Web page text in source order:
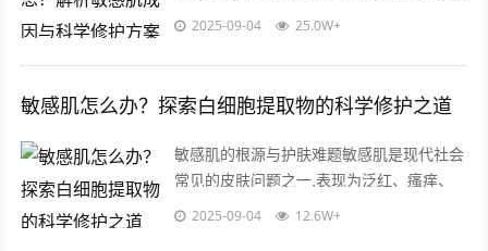
含义仍存在疑惑，敏感肌并非一种疾病，而
2025-09-04 25.0W+
敏感肌怎么办？探索白细胞提取物的科学修护之道
敏感肌的根源与护肤难题敏感肌是现代社会
常见的皮肤问题之一,表现为泛红、瘙痒、
干燥或刺痛，环境压力、化学刺激、角质层
2025-09-04 12.6W+